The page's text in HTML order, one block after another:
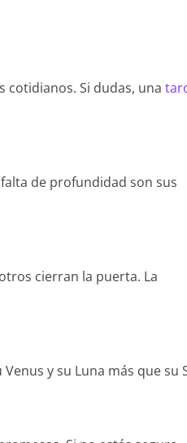
cotidianos. Si dudas, una
de profundidad son sus
cierran la puerta. La
y su Luna más que su